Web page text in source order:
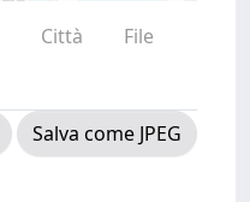
Città
File
Salva come JPEG